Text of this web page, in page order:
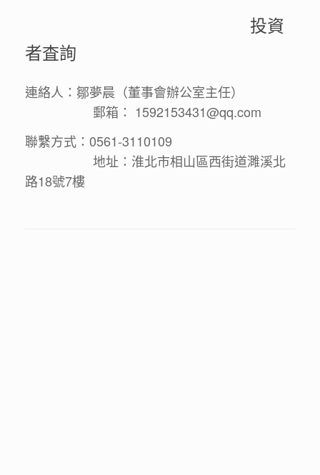
投資
者査詢
連絡人：鄒夢晨（董事會辦公室主任）
郵箱： 1592153431@qq.com
聯繫方式：0561-3110109
地址：淮北市相山區西街道濉溪北
路18號7樓